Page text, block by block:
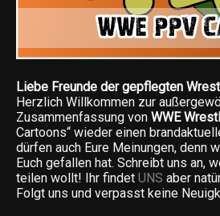
Liebe Freunde der gepflegten
Herzlich Willkommen zur
Zusammenfassung von WWE
Cartoons“ wieder einen
dürfen auch Eure Meinungen, denn
Euch gefallen hat. Schreibt uns an,
teilen wollt! Ihr findet UNS aber
Folgt uns und verpasst keine